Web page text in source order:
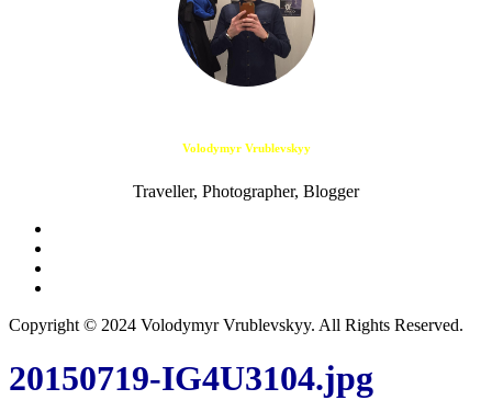
Volodymyr Vrublevskyy
Traveller, Photographer, Blogger
Copyright © 2024 Volodymyr Vrublevskyy. All Rights Reserved.
20150719-IG4U3104.jpg